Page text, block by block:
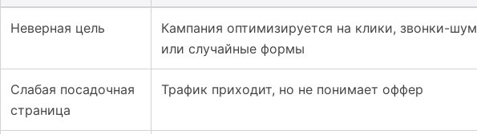
Неверная цель
Кампания оптимизируется на клики, звонки-шум
или случайные формы
Слабая посадочная
страница
Трафик приходит, но не понимает оффер